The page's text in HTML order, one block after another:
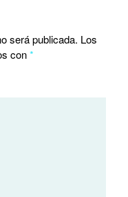
será publicada. Los
con*